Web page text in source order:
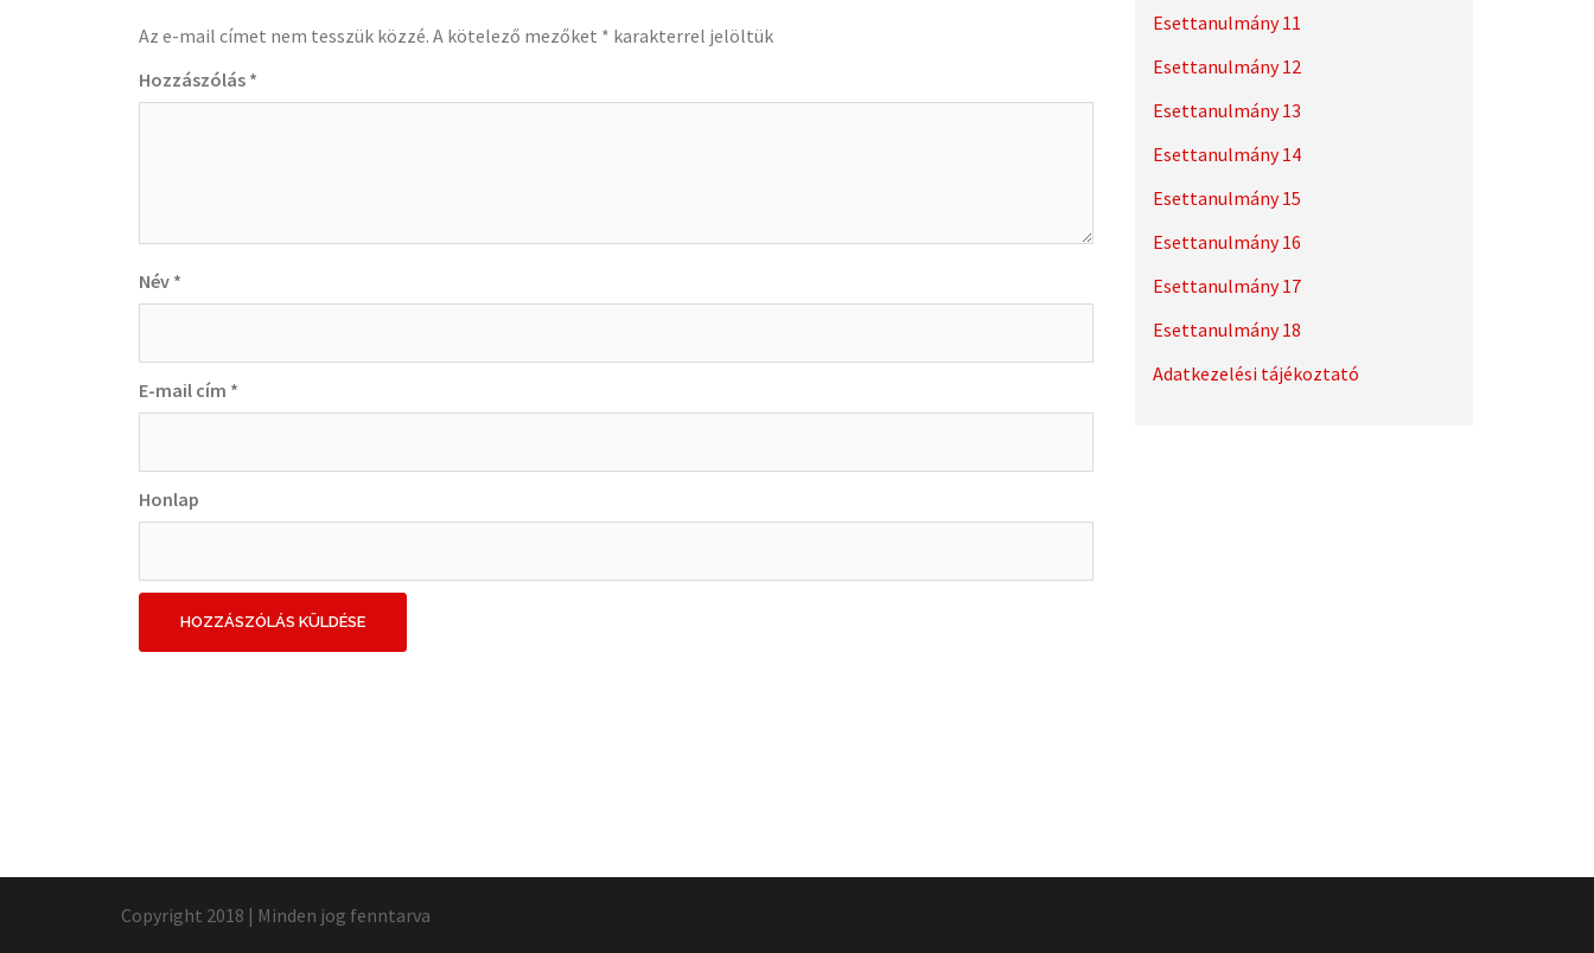
Az e-mail címet nem tesszük közzé. A kötelező mezőket * karakterrel jelöltük
Hozzászólás *
Név *
E-mail cím *
Honlap
Esettanulmány 11
Esettanulmány 12
Esettanulmány 13
Esettanulmány 14
Esettanulmány 15
Esettanulmány 16
Esettanulmány 17
Esettanulmány 18
Adatkezelési tájékoztató
Copyright 2018 | Minden jog fenntarva